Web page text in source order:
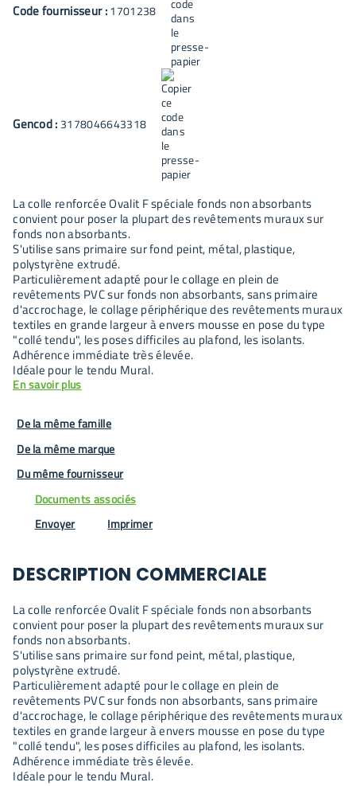
Code fournisseur :1701238
Gencod : 3178046643318
La colle renforcée Ovalit F spéciale fonds non absorbants
convient pour poser la plupart des revêtements muraux sur
fonds non absorbants.
S'utilise sans primaire sur fond peint, métal, plastique,
polystyrène extrudé.
Particulièrement adapté pour le collage en plein de
revêtements PVC sur fonds non absorbants, sans primaire
d'accrochage, le collage périphérique des revêtements muraux
textiles en grande largeur à envers mousse en pose du type
"collé tendu", les poses difficiles au plafond, les isolants.
Adhérence immédiate très élevée.
Idéale pour le tendu Mural.
En savoir plus
De la même famille
De la même marque
Du même fournisseur
Documents associés
Envoyer
Imprimer
DESCRIPTION COMMERCIALE
La colle renforcée Ovalit F spéciale fonds non absorbants
convient pour poser la plupart des revêtements muraux sur
fonds non absorbants.
S'utilise sans primaire sur fond peint, métal, plastique,
polystyrène extrudé.
Particulièrement adapté pour le collage en plein de
revêtements PVC sur fonds non absorbants, sans primaire
d'accrochage, le collage périphérique des revêtements muraux
textiles en grande largeur à envers mousse en pose du type
"collé tendu", les poses difficiles au plafond, les isolants.
Adhérence immédiate très élevée.
Idéale pour le tendu Mural.